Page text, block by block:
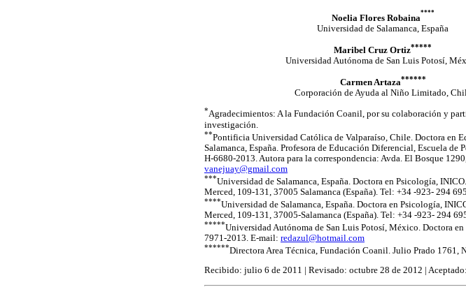
Noelia Flores Robaina
****
Universidad de Salamanca, España
Maribel Cruz Ortiz*****
Universidad Autónoma de San Luis Potosí,
Carmen Artaza******
Corporación de Ayuda al Niño Limitado,
*Agradecimientos: A la Fundación Coanil, por su colaboración y
investigación.
**Pontificia Universidad Católica de Valparaíso, Chile. Doctora en
Salamanca, España. Profesora de Educación Diferencial, Escuela de
H-6680-2013. Autora para la correspondencia: Avda. El Bosque
vanejuay@gmail.com
***Universidad de Salamanca, España. Doctora en Psicología,
Merced, 109-131, 37005 Salamanca (España). Tel: +34 -923- 294
****Universidad de Salamanca, España. Doctora en Psicología,
Merced, 109-131, 37005-Salamanca (España). Tel: +34 -923- 294
*****Universidad Autónoma de San Luis Potosí, México. Doctora
7971-2013. E-mail: redazul@hotmail.com
******Directora Area Técnica, Fundación Coanil. Julio Prado 1761,
Recibido: julio 6 de 2011 | Revisado: octubre 28 de 2012 |